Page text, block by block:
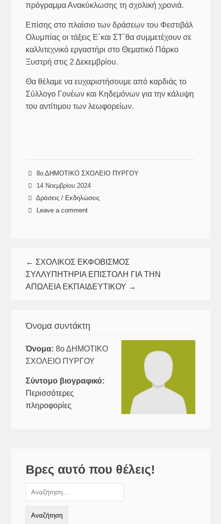
πρόγραμμα Ανακύκλωσης τη σχολική χρονιά.
Επίσης στο πλαίσιο των δράσεων του Φεστιβάλ
Ολυμπίας οι τάξεις Ε΄και ΣΤ΄θα συμμετέχουν σε
καλλιτεχνικό εργαστήρι στο Θεματικό Πάρκο
Ξυστρή στις 2 Δεκεμβρίου.
Θα θέλαμε να ευχαριστήσουμε από καρδιάς το
Σύλλογο Γονέων και Κηδεμόνων για την κάλυψη
του αντίτιμου των λεωφορείων.
8ο ΔΗΜΟΤΙΚΟ ΣΧΟΛΕΙΟ ΠΥΡΓΟΥ
14 Νοεμβρίου 2024
Δράσεις / Εκδηλώσεις
Leave a comment
← ΣΧΟΛΙΚΟΣ ΕΚΦΟΒΙΣΜΟΣ
ΣΥΛΛΥΠΗΤΗΡΙΑ ΕΠΙΣΤΟΛΗ ΓΙΑ ΤΗΝ
ΑΠΩΛΕΙΑ ΕΚΠΑΙΔΕΥΤΙΚΟΥ →
Όνομα συντάκτη
Όνομα:8ο ΔΗΜΟΤΙΚΟ
ΣΧΟΛΕΙΟ ΠΥΡΓΟΥ
Σύντομο βιογραφικό:
Περισσότερες
πληροφορίες
Βρες αυτό που θέλεις!
Αναζήτηση
για: